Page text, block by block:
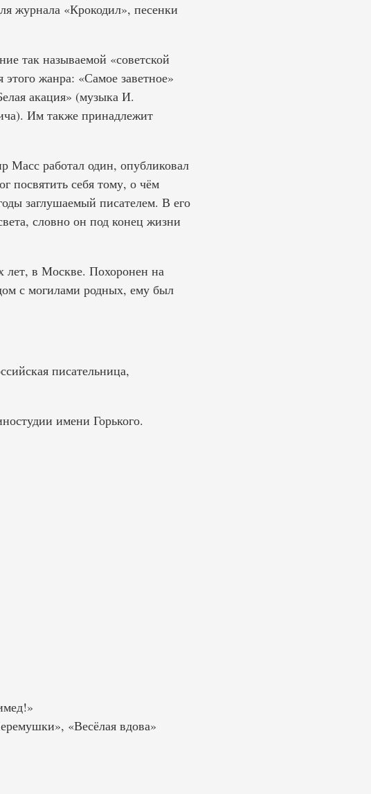
журнала «Крокодил», песенки
так называемой «советской
жанра: «Самое заветное»
акация» (музыка И.
Им также принадлежит
Масс работал один, опубликовал
посвятить себя тому, о чём
заглушаемый писателем. В его
словно он под конец жизни
лет, в Москве. Похоронен на
с могилами родных, ему был
писательница,
имени Горького.
«Весёлая вдова»